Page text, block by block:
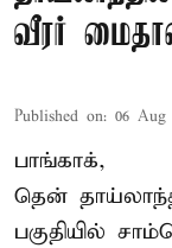
வீரர்
Published on: 06 Aug
பாங்காக்,
தென்
பகுதியில்